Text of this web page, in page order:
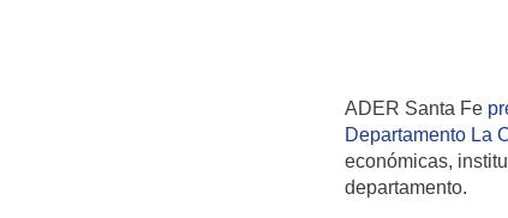
ADER Santa Fe
Departamento La
económicas,
departamento.